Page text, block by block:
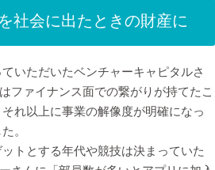
社会に出たときの財産に
いただいたベンチャーキャピタルさ
ファイナンス面での繋がりが持てたこ
れ以上に事業の解像度が明確になっ
。
トとする年代や競技は決まっていた